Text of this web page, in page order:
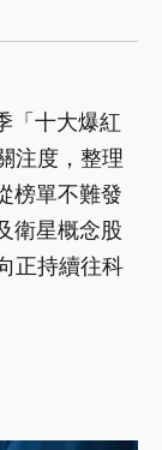
「十大爆紅
注度，整理
榜單不難發
衛星概念股
正持續往科